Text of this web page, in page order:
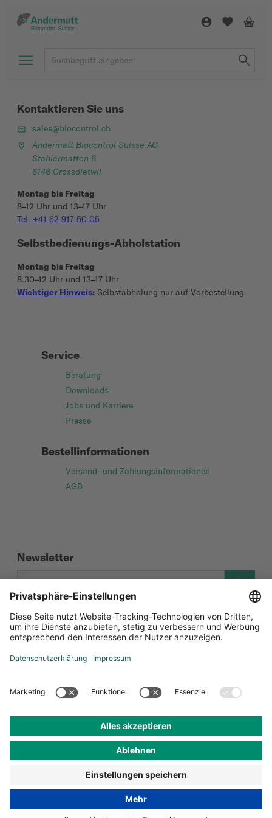
Service
Beratung
Downloads
Jobs und Karriere
Presse
Bestellinformationen
Versand- und Zahlungsinformationen
AGB
Newsletter
Social Media
Kontaktieren Sie uns
sales@biocontrol.ch
Andermatt Biocontrol Suisse AG
Stahlermatten 6
6146 Grossdietwil
Montag bis Freitag
8–12 Uhr und 13–17 Uhr
Tel. +41 62 917 50 05
Selbstbedienungs-Abholstation
Montag bis Freitag
8.30–12 Uhr und 13–17 Uhr
Wichtiger Hinweis: Selbstabholung nur auf Vorbestellung
Datenschutz-Einstellungen Datenschutz